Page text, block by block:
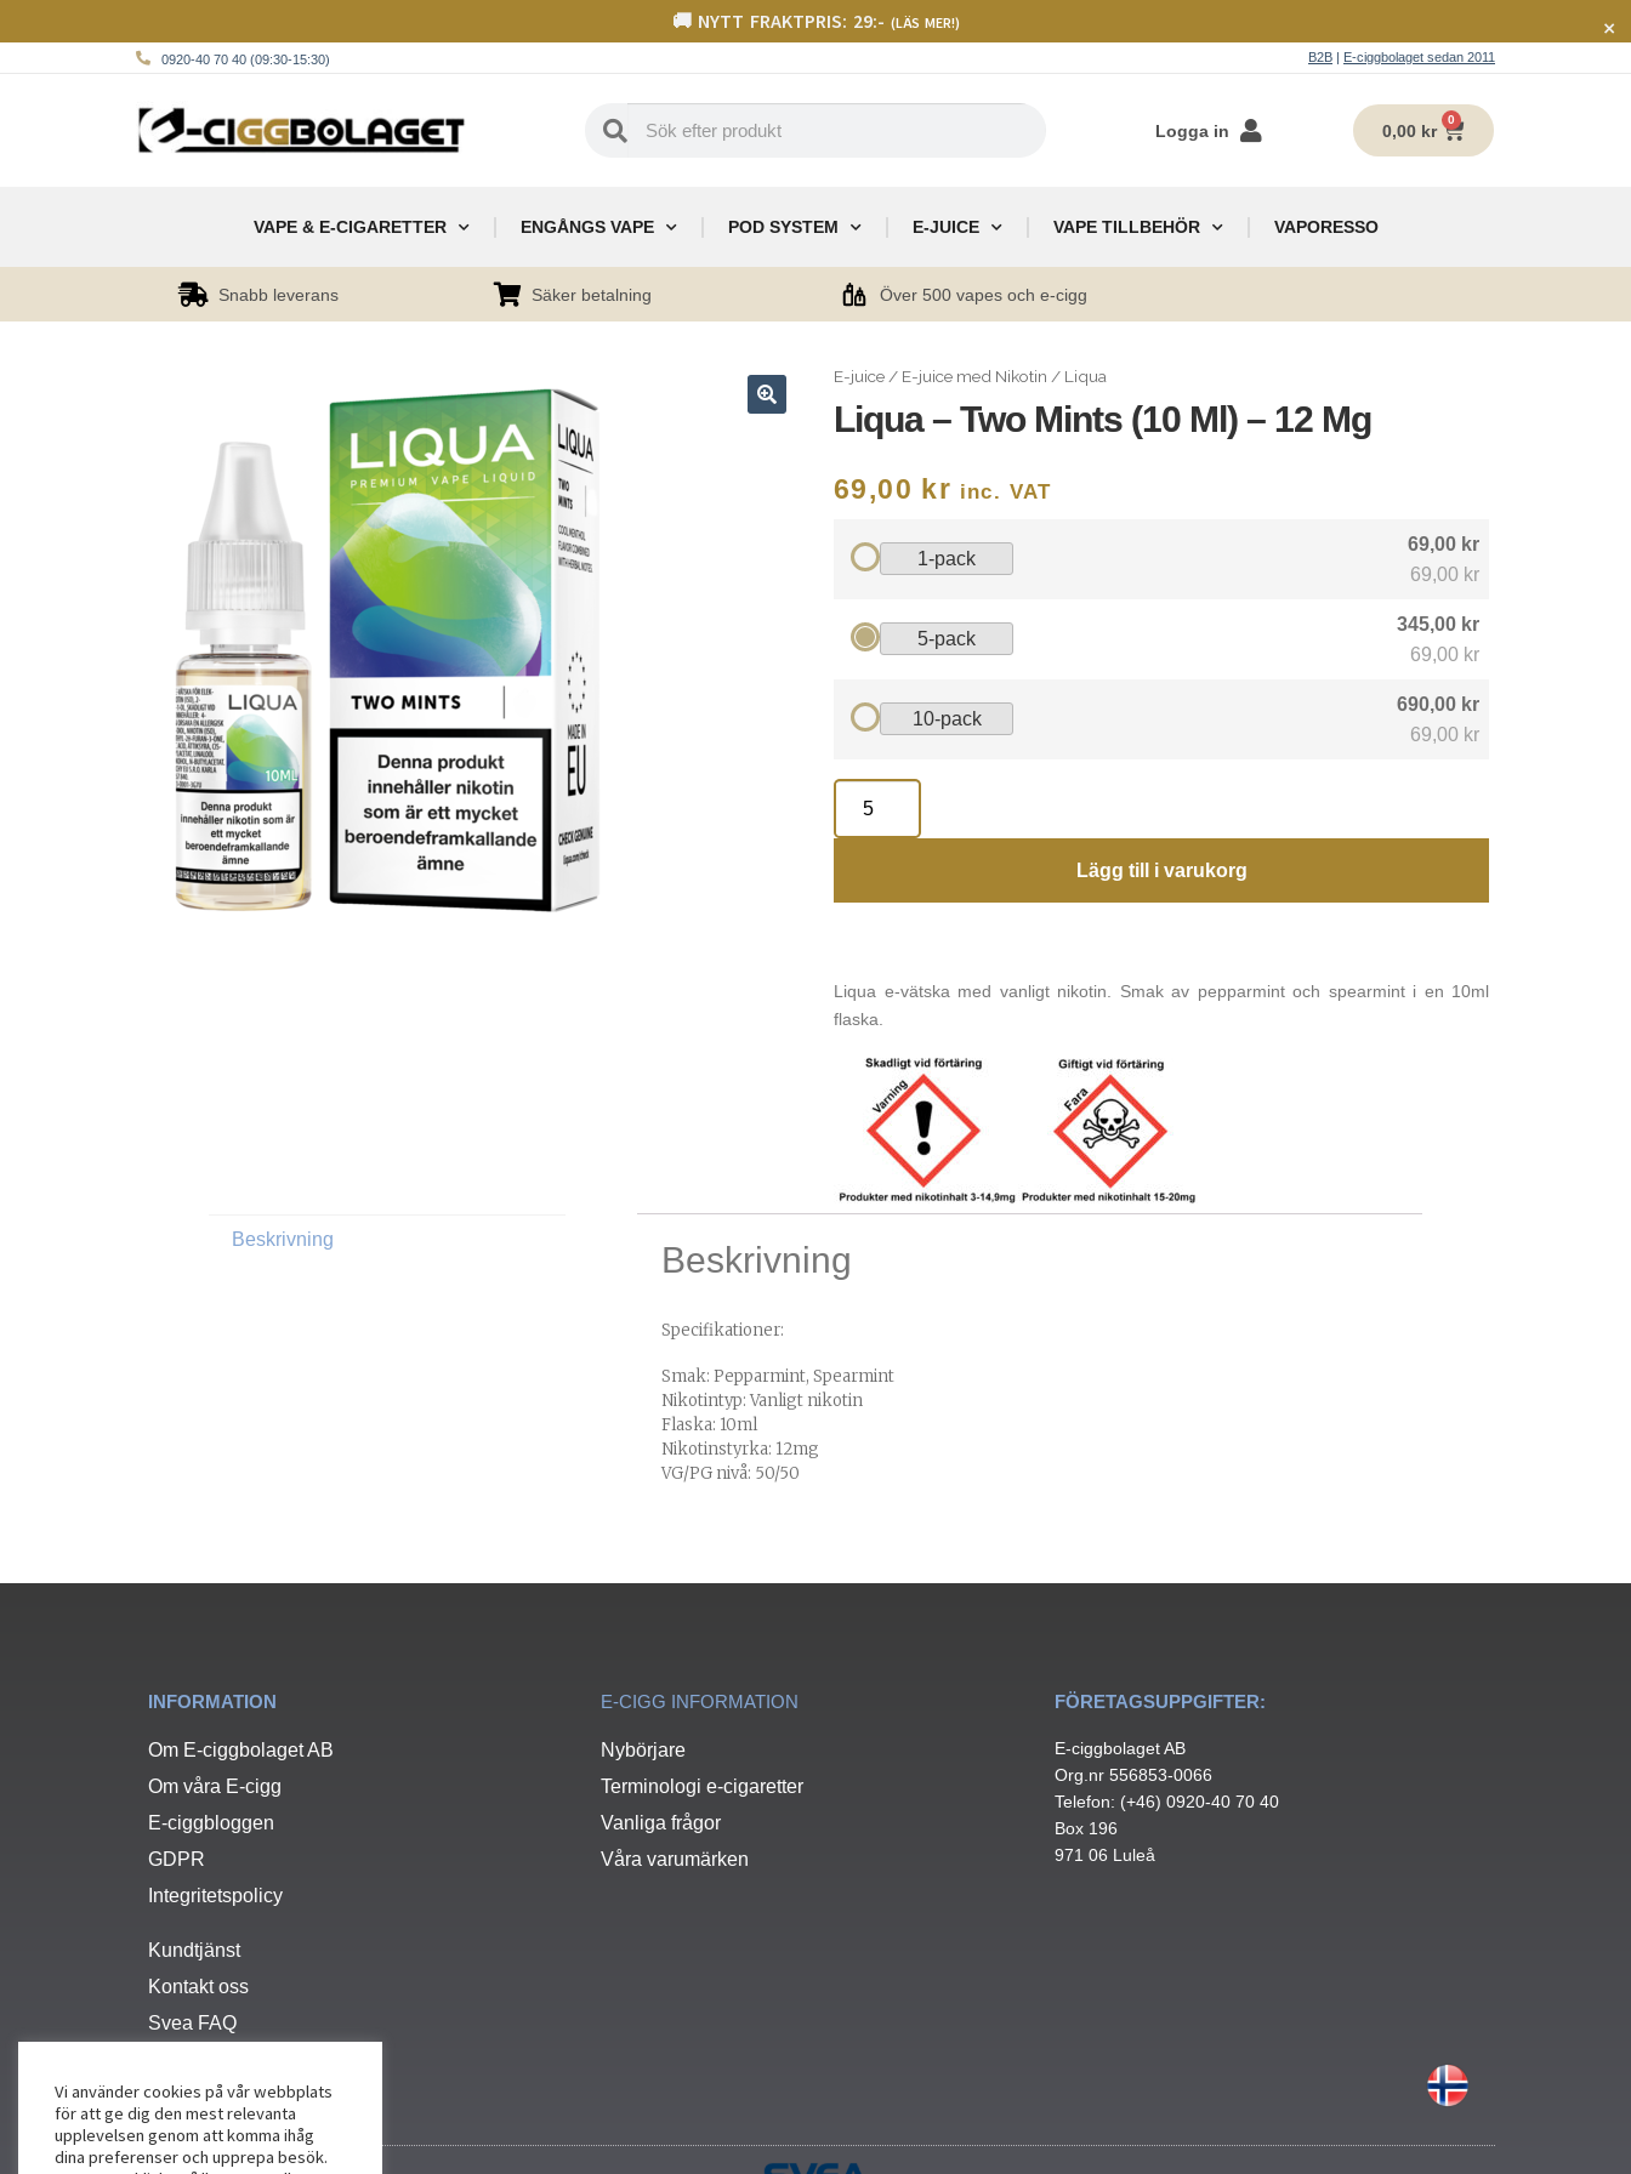
🚚 NYTT FRAKTPRIS: 29:- (LÄS MER!) ×
0920-40 70 40 (09:30-15:30) B2B | E-ciggbolaget sedan 2011
Logga in 0,00 kr
0
VAPE & E-CIGARETTER ENGÅNGS VAPE POD SYSTEM E-JUICE VAPE TILLBEHÖR VAPORESSO
Snabb leverans Säker betalning Över 500 vapes och e-cigg
E-juice/ E-juice med Nikotin / Liqua
Liqua – Two Mints (10 Ml) – 12 Mg
69,00 kr inc. VAT
1-pack
69,00 kr
69,00 kr
5-pack
345,00 kr
69,00 kr
10-pack
690,00 kr
69,00 kr
Lägg till i varukorg
Liqua e-vätska med vanligt nikotin. Smak av pepparmint och spearmint i en 10ml
flaska.
Beskrivning Beskrivning
Specifikationer:
Smak: Pepparmint, Spearmint
Nikotintyp: Vanligt nikotin
Flaska: 10ml
Nikotinstyrka: 12mg
VG/PG nivå: 50/50
INFORMATION
Om E-ciggbolaget AB
Om våra E-cigg
E-ciggbloggen
GDPR
Integritetspolicy
Kundtjänst
Kontakt oss
Svea FAQ
E-CIGG INFORMATION
Nybörjare
Terminologi e-cigaretter
Vanliga frågor
Våra varumärken
FÖRETAGSUPPGIFTER:
E-ciggbolaget AB
Org.nr 556853-0066
Telefon: (+46) 0920-40 70 40
Box 196
971 06 Luleå
Vi använder cookies på vår webbplats
för att ge dig den mest relevanta
upplevelsen genom att komma ihåg
dina preferenser och upprepa besök.